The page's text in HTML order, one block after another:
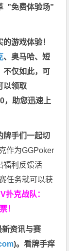
”免费体验场”
游戏体验！
、奥马哈、短
仅如此， 可
以领取
，助您迅速上
牌手们一起切
作为GGPoker
福利反馈活
任务就可以获
扑克战队：
！
新资讯与赛
)。看牌手痒